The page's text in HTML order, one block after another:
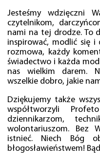
Jesteśmy wdzięczni
czytelnikom,
nami na tej drodze. To
inspirować, modlić się i
rozmowa, każdy
świadectwo i każda
nas wielkim darem.
wszelkie dobro, jakie
Dziękujemy także
współtworzyli
dziennikarzom,
wolontariuszom. Bez
istnieć. Niech Bóg
błogosławieństwem!